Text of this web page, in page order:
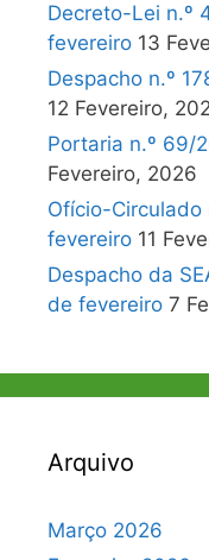
Decreto-Lei n.º
fevereiro 13
Despacho n.º
12 Fevereiro,
Portaria n.º 69/
Fevereiro, 2026
Ofício-Circulado
fevereiro 11
Despacho da
de fevereiro 7
Arquivo
Março 2026